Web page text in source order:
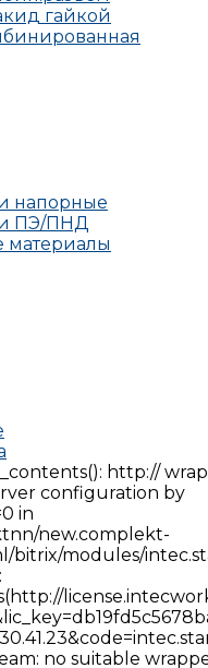
гайкой
напорные
ПЭ/ПНД
материалы
http://
configuration by
in
new.complekt-
modules/
no suitable